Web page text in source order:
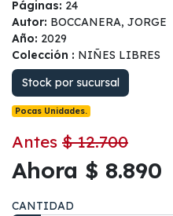
Páginas: 24
Autor: BOCCANERA, JORGE
Año: 2029
Colección : NIÑES LIBRES
Stock por sucursal
Pocas Unidades.
Antes $ 12.700
Ahora $ 8.890
CANTIDAD